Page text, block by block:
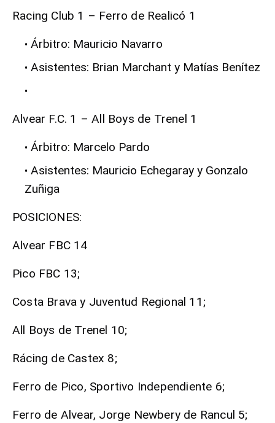
Racing Club 1 – Ferro de Realicó 1
Árbitro: Mauricio Navarro
Asistentes: Brian Marchant y Matías Benítez
Alvear F.C. 1 – All Boys de Trenel 1
Árbitro: Marcelo Pardo
Asistentes: Mauricio Echegaray y Gonzalo
Zuñiga
POSICIONES:
Alvear FBC 14
Pico FBC 13;
Costa Brava y Juventud Regional 11;
All Boys de Trenel 10;
Rácing de Castex 8;
Ferro de Pico, Sportivo Independiente 6;
Ferro de Alvear, Jorge Newbery de Rancul 5;